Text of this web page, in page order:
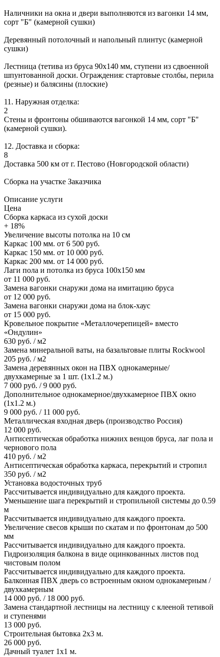
Наличники на окна и двери выполняются из вагонки 14 мм,
сорт "Б" (камерной сушки)
Деревянный потолочный и напольный плинтус (камерной
сушки)
Лестница (тетива из бруса 90х140 мм, ступени из сдвоенной
шпунтованной доски. Ограждения: стартовые столбы, перила
(резные) и балясины (плоские)
11. Наружная отделка:
2
Стены и фронтоны обшиваются вагонкой 14 мм, сорт "Б"
(камерной сушки).
12. Доставка и сборка:
8
Доставка 500 км от г. Пестово (Новгородской области)
Сборка на участке Заказчика
Описание услуги
Цена
Сборка каркаса из сухой доски
+ 18%
Увеличение высоты потолка на 10 см
Каркас 100 мм. от 6 500 руб.
Каркас 150 мм. от 10 000 руб.
Каркас 200 мм. от 14 000 руб.
Лаги пола и потолка из бруса 100х150 мм
от 11 000 руб.
Замена вагонки снаружи дома на имитацию бруса
от 12 000 руб.
Замена вагонки снаружи дома на блок-хаус
от 15 000 руб.
Кровельное покрытие «Металлочерепицей» вместо
«Ондулин»
630 руб. / м2
Замена минеральной ваты, на базальтовые плиты Rockwool
205 руб. / м2
Замена деревянных окон на ПВХ однокамерные/
двухкамерные за 1 шт. (1х1.2 м.)
7 000 руб. / 9 000 руб.
Дополнительное однокамерное/двухкамерное ПВХ окно
(1х1.2 м.)
9 000 руб. / 11 000 руб.
Металлическая входная дверь (производство Россия)
12 000 руб.
Антисептическая обработка нижних венцов бруса, лаг пола и
чернового пола
410 руб. / м2
Антисептическая обработка каркаса, перекрытий и стропил
350 руб. / м2
Установка водосточных труб
Рассчитывается индивидуально для каждого проекта.
Уменьшение шага перекрытий и стропильной системы до 0.59
м
Рассчитывается индивидуально для каждого проекта.
Увеличение свесов крыши по скатам и по фронтонам до 500
мм
Рассчитывается индивидуально для каждого проекта.
Гидроизоляция балкона в виде оцинкованных листов под
чистовым полом
Рассчитывается индивидуально для каждого проекта.
Балконная ПВХ дверь со встроенным окном однокамерным /
двухкамерным
14 000 руб. / 18 000 руб.
Замена стандартной лестницы на лестницу с клееной тетивой
и ступенями
13 000 руб.
Строительная бытовка 2х3 м.
26 000 руб.
Дачный туалет 1х1 м.